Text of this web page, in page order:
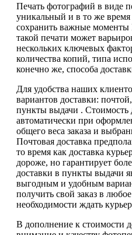
Печать фотографий в виде
уникальный и в то же время
сохранить важные
такой печати может
нескольких ключевых
количества копий, типа
конечно же, способа
Для удобства наших
вариантов доставки:
пункты выдачи . Стоимость
автоматически при
общего веса заказа и
Почтовая доставка
то время как доставка
дороже, но гарантирует
доставки в пункты выдачи
выгодным и удобным
получить свой заказ в
необходимости ждать
В дополнение к стоимости